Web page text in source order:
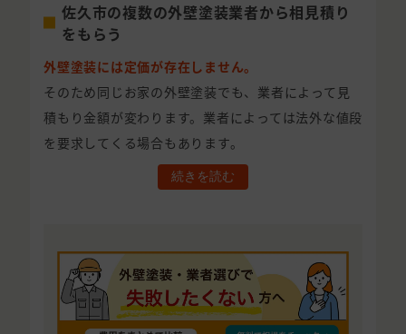
佐久市の複数の外壁塗装業者から相見積り
をもらう
外壁塗装には定価が存在しません。
そのため同じお家の外壁塗装でも、業者によって見
積もり金額が変わります。業者によっては法外な値段
を要求してくる場合もあります。
続きを読む